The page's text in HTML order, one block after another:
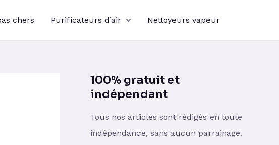
chers Purificateurs d’air Nettoyeurs vapeur
100% gratuit et
indépendant
Tous nos articles sont rédigés en toute
indépendance, sans aucun parrainage.